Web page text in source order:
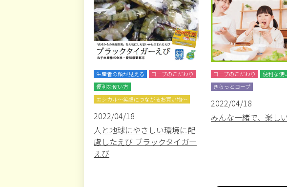
生産者の顔が見える
コープのこだわり
便利な使い方
エシカル～笑顔につながるお買い物～
2022/04/18
人と地球にやさしい環境に配
慮したえび ブラックタイガー
えび
コープのこだわり
便利な使
きらっとコープ
2022/04/18
みんな一緒で、楽し